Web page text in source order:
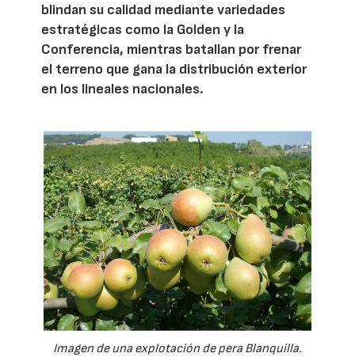
blindan su calidad mediante variedades
estratégicas como la Golden y la
Conferencia, mientras batallan por frenar
el terreno que gana la distribución exterior
en los lineales nacionales.
Imagen de una explotación de pera Blanquilla.